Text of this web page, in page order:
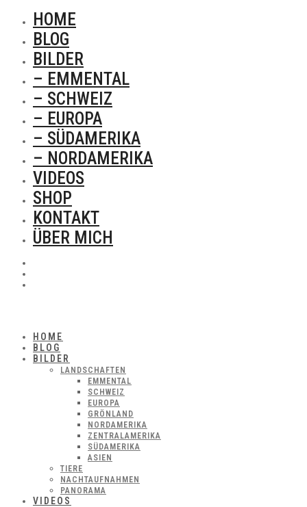
HOME
BLOG
BILDER
– EMMENTAL
– SCHWEIZ
– EUROPA
– SÜDAMERIKA
– NORDAMERIKA
VIDEOS
SHOP
KONTAKT
ÜBER MICH
HOME
BLOG
BILDER
LANDSCHAFTEN
EMMENTAL
SCHWEIZ
EUROPA
GRÖNLAND
NORDAMERIKA
ZENTRALAMERIKA
SÜDAMERIKA
ASIEN
TIERE
NACHTAUFNAHMEN
PANORAMA
VIDEOS